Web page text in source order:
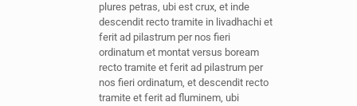
plures petras, ubi est crux, et inde
descendit recto tramite in livadhachi et
ferit ad pilastrum per nos fieri
ordinatum et montat versus boream
recto tramite et ferit ad pilastrum per
nos fieri ordinatum, et descendit recto
tramite et ferit ad fluminem, ubi